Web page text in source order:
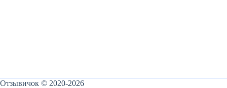
Отзывичок © 2020-2026